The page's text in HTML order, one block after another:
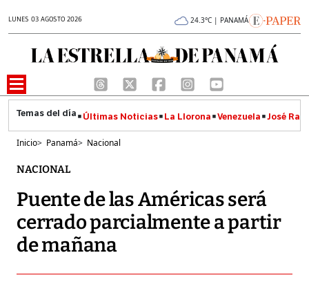
LUNES 03 AGOSTO 2026 24.3°C | PANAMÁ
Últimas Noticias La Llorona Venezuela José
Inicio> Panamá> Nacional
NACIONAL
Puente de las Américas será
cerrado parcialmente a partir
de mañana